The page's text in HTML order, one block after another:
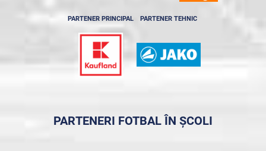
PARTENER PRINCIPAL PARTENER TEHNIC
PARTENERI FOTBAL ÎN ȘCOLI